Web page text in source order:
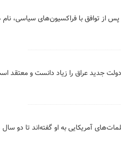
پس از توافق با فراکسیون‌های سیاسی،
جدید عراق را زیاد دانست و معتقد
آمریکایی به او گفته‌اند تا دو سال